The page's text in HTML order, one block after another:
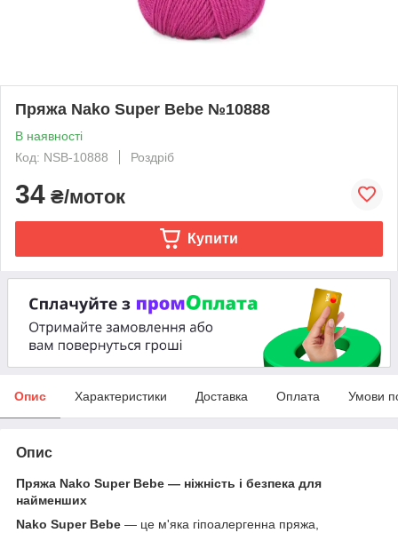
Пряжа Nako Super Bebe №10888
В наявності
Код: NSB-10888
Роздріб
34 ₴/моток
Купити
Опис Характеристики Доставка Оплата Умови
Опис
Пряжа Nako Super Bebe — ніжність і безпека для
найменших
Nako Super Bebe — це м'яка гіпоалергенна пряжа,